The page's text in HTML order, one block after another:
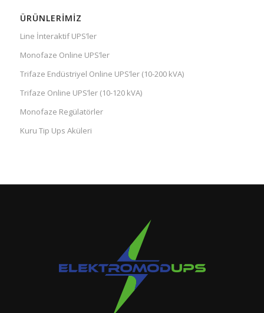
ÜRÜNLERIMIZ
Line İnteraktif UPS’ler
Monofaze Online UPS’ler
Trifaze Endüstriyel Online UPS’ler (10-200 kVA)
Trifaze Online UPS’ler (10-120 kVA)
Monofaze Regülatörler
Kuru Tip Ups Aküleri